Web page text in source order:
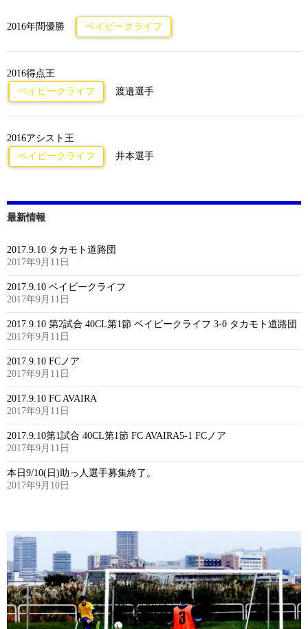
2016年間優勝 ベイビークライフ
2016得点王
ベイビークライフ
渡邉選手
2016アシスト王
ベイビークライフ
井本選手
最新情報
2017.9.10 タカモト道路団
2017年9月11日
2017.9.10 ベイビークライフ
2017年9月11日
2017.9.10 第2試合 40CL第1節 ベイビークライフ 3-0 タカモト道路団
2017年9月11日
2017.9.10 FCノア
2017年9月11日
2017.9.10 FC AVAIRA
2017年9月11日
2017.9.10第1試合 40CL第1節 FC AVAIRA5-1 FCノア
2017年9月11日
本日9/10(日)助っ人選手募集終了。
2017年9月10日